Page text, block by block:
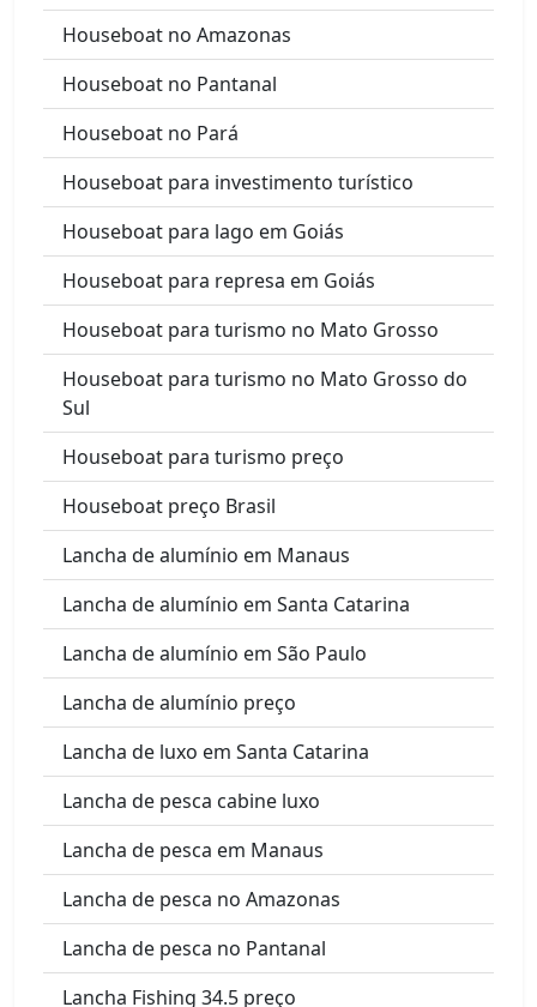
Houseboat no Amazonas
Houseboat no Pantanal
Houseboat no Pará
Houseboat para investimento turístico
Houseboat para lago em Goiás
Houseboat para represa em Goiás
Houseboat para turismo no Mato Grosso
Houseboat para turismo no Mato Grosso do
Sul
Houseboat para turismo preço
Houseboat preço Brasil
Lancha de alumínio em Manaus
Lancha de alumínio em Santa Catarina
Lancha de alumínio em São Paulo
Lancha de alumínio preço
Lancha de luxo em Santa Catarina
Lancha de pesca cabine luxo
Lancha de pesca em Manaus
Lancha de pesca no Amazonas
Lancha de pesca no Pantanal
Lancha Fishing 34.5 preço